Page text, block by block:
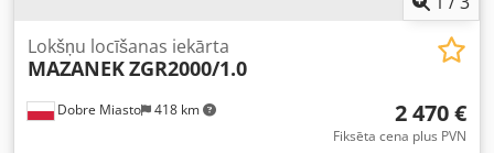
Dobre Miasto 418 km
Lokšņu locīšanas iekārta
MAZANEKZGR2000/1.0
2 470 €
Fiksēta cena plus PVN